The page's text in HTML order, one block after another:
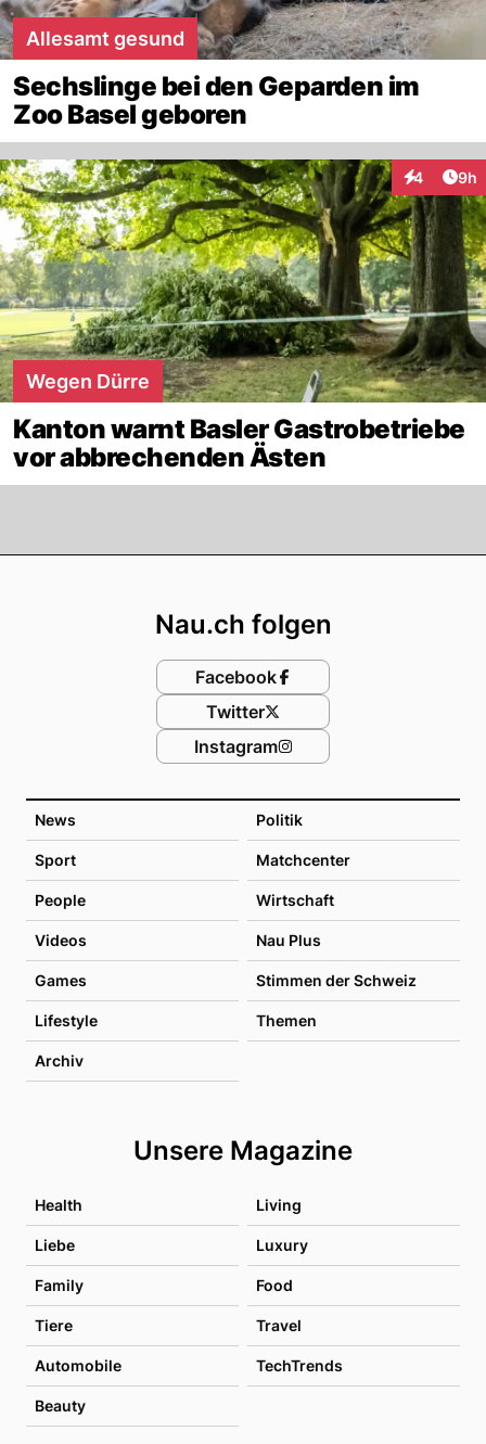
Allesamt gesund
Sechslinge bei den Geparden im
Zoo Basel geboren
4 9h
Wegen Dürre
Kanton warnt Basler Gastrobetriebe
vor abbrechenden Ästen
News Politik
Sport Matchcenter
People Wirtschaft
Videos Nau Plus
Games Stimmen der Schweiz
Lifestyle Themen
Archiv
Unsere Magazine
Health Living
Liebe Luxury
Family Food
Tiere Travel
Automobile TechTrends
Beauty
Nau.ch folgen
Facebook
Twitter
Instagram